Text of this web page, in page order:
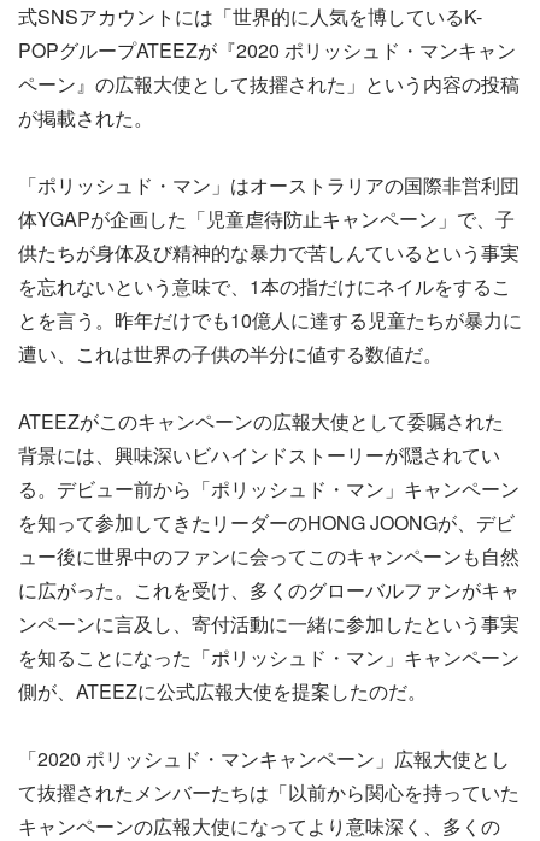
式SNSアカウントには「世界的に人気を博しているK-
POPグループATEEZが『2020 ポリッシュド・マンキャン
ペーン』の広報大使として抜擢された」という内容の投稿
が掲載された。
「ポリッシュド・マン」はオーストラリアの国際非営利団
体YGAPが企画した「児童虐待防止キャンペーン」で、子
供たちが身体及び精神的な暴力で苦しんているという事実
を忘れないという意味で、1本の指だけにネイルをするこ
とを言う。昨年だけでも10億人に達する児童たちが暴力に
遭い、これは世界の子供の半分に値する数値だ。
ATEEZがこのキャンペーンの広報大使として委嘱された
背景には、興味深いビハインドストーリーが隠されてい
る。デビュー前から「ポリッシュド・マン」キャンペーン
を知って参加してきたリーダーのHONG JOONGが、デビ
ュー後に世界中のファンに会ってこのキャンペーンも自然
に広がった。これを受け、多くのグローバルファンがキャ
ンペーンに言及し、寄付活動に一緒に参加したという事実
を知ることになった「ポリッシュド・マン」キャンペーン
側が、ATEEZに公式広報大使を提案したのだ。
「2020 ポリッシュド・マンキャンペーン」広報大使とし
て抜擢されたメンバーたちは「以前から関心を持っていた
キャンペーンの広報大使になってより意味深く、多くの